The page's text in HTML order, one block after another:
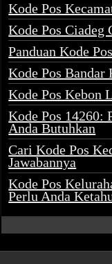
Kode Pos
Kode Pos Ciadeg
Panduan Kode
Kode Pos Bandar
Kode Pos Kebon
Kode Pos 14260:
Anda Butuhkan
Cari Kode Pos
Jawabannya
Kode Pos
Perlu Anda